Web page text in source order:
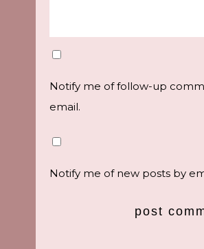
Notify me of follow-up
email.
Notify me of new posts by